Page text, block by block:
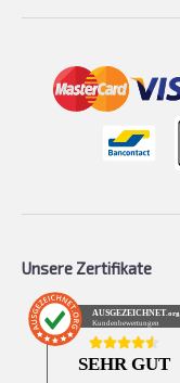
Unsere Zertifikate
AUSGEZEICHNET.org
Kundenbewertungen
SEHR GUT